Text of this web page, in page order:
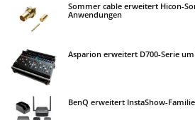
Sommer cable erweitert Hicon-
Anwendungen
Asparion erweitert D700-Serie
BenQ erweitert InstaShow-